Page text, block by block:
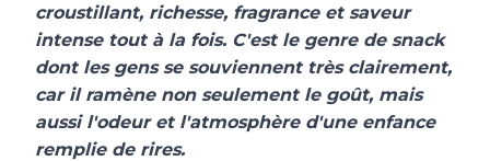
croustillant, richesse, fragrance et saveur
intense tout à la fois. C'est le genre de snack
dont les gens se souviennent très clairement,
car il ramène non seulement le goût, mais
aussi l'odeur et l'atmosphère d'une enfance
remplie de rires.